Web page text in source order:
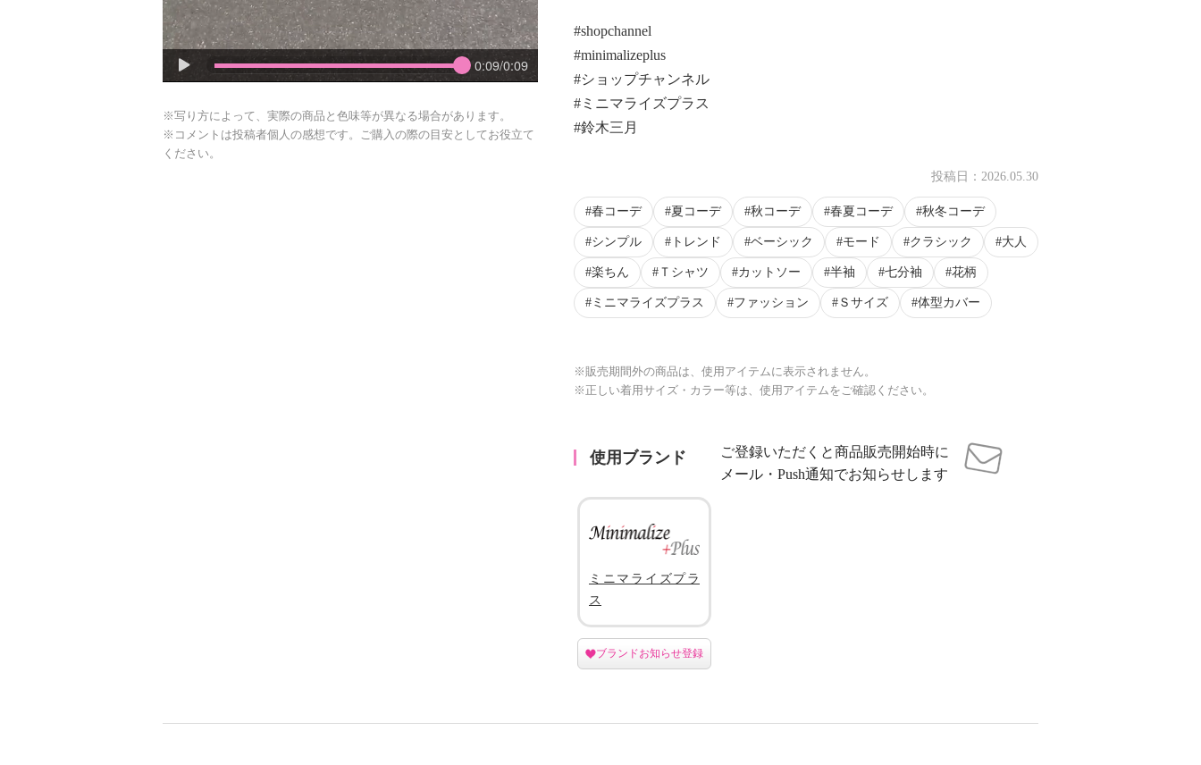
0:09/0:09
※写り方によって、実際の商品と色味等が異なる場合があります。
※コメントは投稿者個人の感想です。ご購入の際の目安としてお役立て
ください。
#shopchannel
#minimalizeplus
#ショップチャンネル
#ミニマライズプラス
#鈴木三月
投稿日： 2026.05.30
春コーデ 夏コーデ 秋コーデ 春夏コーデ 秋冬コーデ
シンプル トレンド ベーシック モード クラシック 大人
楽ちん Ｔシャツ カットソー 半袖 七分袖 花柄
ミニマライズプラス ファッション Ｓサイズ 体型カバー
※販売期間外の商品は、使用アイテムに表示されません。
※正しい着用サイズ・カラー等は、使用アイテムをご確認ください。
使用ブランド
ご登録いただくと商品販売開始時に
メール・Push通知でお知らせします
ミニマライズプラ
ス
ブランドお知らせ登録